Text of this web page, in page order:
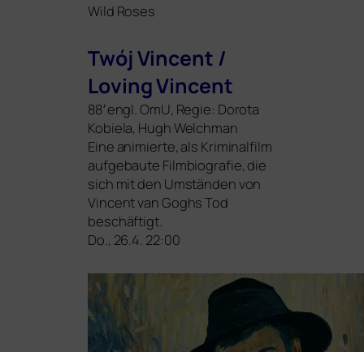
Wild Roses
Twój Vincent /
Loving Vincent
88′ engl. OmU, Regie: Dorota
Kobiela, Hugh Welchman
Eine ani­mier­te, als Kriminalfilm
auf­ge­bau­te Filmbiografie, die
sich mit den Umständen von
Vincent van Goghs Tod
beschäftigt.
Do., 26.4. 22:00